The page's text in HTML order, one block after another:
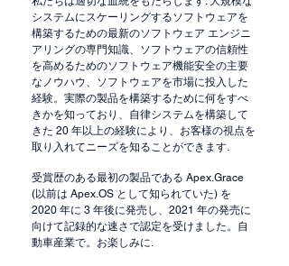
システムにスケーリングするソフトウェアを
構築するための最新のソフトウェア エンジニ
アリングの専門知識、ソフトウェアの信頼性
を高めるためのソフトウェア機能安全の主要
なノウハウ、ソフトウェアを市場に投入した
経験。実際の製品を構築するために何をすべ
きかを知っており、自律システムを構築して
きた 20 年以上の経験により、お客様の視点を
取り入れてニーズを知ることができます.
受賞歴のある最初の製品である Apex.Grace
(以前は Apex.OS として知られていた) を
2020 年に 3 年後に発売し、2021 年の発売に
向けて記録的な速さで認定を受けました。自
動車産業で。お楽しみに.